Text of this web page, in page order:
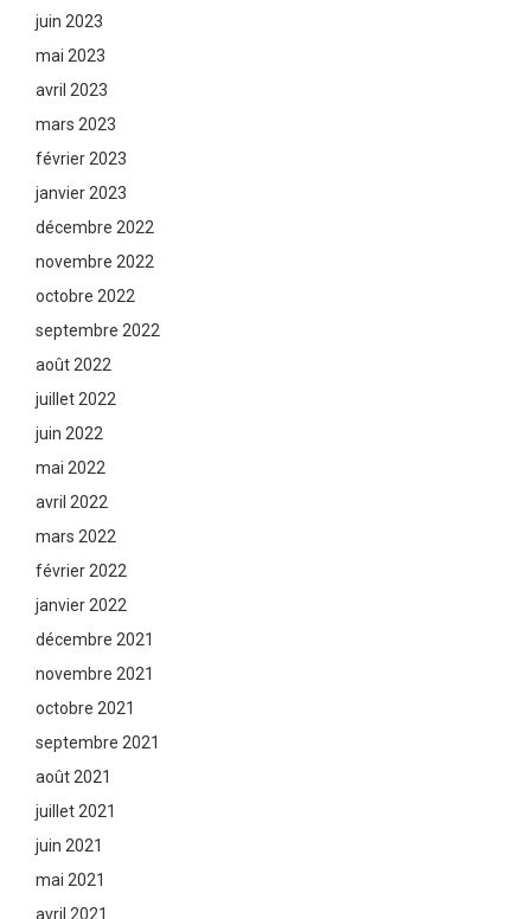
juin 2023
mai 2023
avril 2023
mars 2023
février 2023
janvier 2023
décembre 2022
novembre 2022
octobre 2022
septembre 2022
août 2022
juillet 2022
juin 2022
mai 2022
avril 2022
mars 2022
février 2022
janvier 2022
décembre 2021
novembre 2021
octobre 2021
septembre 2021
août 2021
juillet 2021
juin 2021
mai 2021
avril 2021